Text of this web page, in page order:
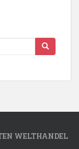
WELTHANDEL